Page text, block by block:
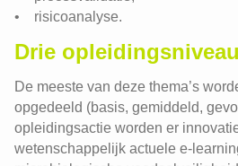
• risicoanalyse.
Drie
De meeste van deze thema’s
opgedeeld (basis, gemiddeld,
opleidingsactie worden er
wetenschappelijk actuele e-